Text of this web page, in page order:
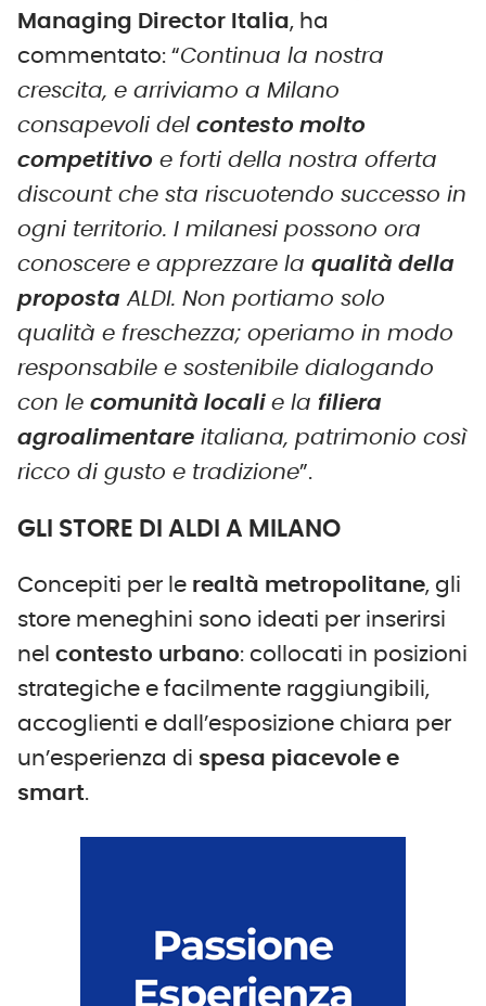
Managing Director Italia, ha
commentato: “Continua la nostra
crescita, e arriviamo a Milano
consapevoli del contesto molto
competitivo e forti della nostra offerta
discount che sta riscuotendo successo in
ogni territorio. I milanesi possono ora
conoscere e apprezzare la qualità della
proposta ALDI. Non portiamo solo
qualità e freschezza; operiamo in modo
responsabile e sostenibile dialogando
con le comunità locali e la filiera
agroalimentare italiana, patrimonio così
ricco di gusto e tradizione”.
GLI STORE DI ALDI A MILANO
Concepiti per le realtà metropolitane, gli
store meneghini sono ideati per inserirsi
nel contesto urbano: collocati in posizioni
strategiche e facilmente raggiungibili,
accoglienti e dall’esposizione chiara per
un’esperienza di spesa piacevole e
smart.